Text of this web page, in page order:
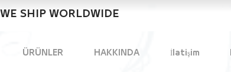
ÜRÜNLER HAKKINDA İlatişim
WE SHIP WORLDWIDE